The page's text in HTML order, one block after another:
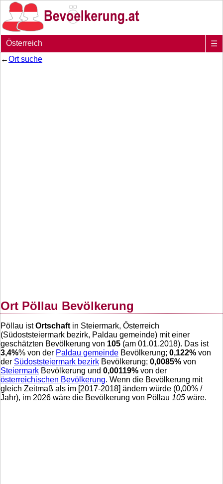
Österreich
☰
←Ort suche
Ort Pöllau Bevölkerung
Pöllau istOrtschaft in Steiermark, Österreich
(Südoststeiermark bezirk, Paldau gemeinde) mit einer
geschätzten Bevölkerung von 105 (am 01.01.2018). Das ist
3,4%% von der Paldau gemeinde Bevölkerung; 0,122% von
der Südoststeiermark bezirk Bevölkerung; 0,0085% von
Steiermark Bevölkerung und 0,00119% von der
österreichischen Bevölkerung. Wenn die Bevölkerung mit
gleich Zeitmaß als im [2017-2018] ändern würde (0,00% /
Jahr), im 2026 wäre die Bevölkerung von Pöllau 105 wäre.